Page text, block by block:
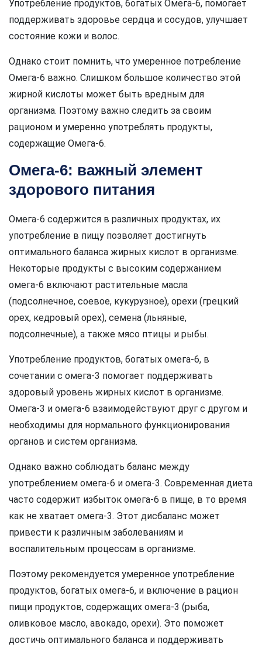
Употребление продуктов, богатых Омега-6, помогает
поддерживать здоровье сердца и сосудов, улучшает
состояние кожи и волос.
Однако стоит помнить, что умеренное потребление
Омега-6 важно. Слишком большое количество этой
жирной кислоты может быть вредным для
организма. Поэтому важно следить за своим
рационом и умеренно употреблять продукты,
содержащие Омега-6.
Омега-6: важный элемент
здорового питания
Омега-6 содержится в различных продуктах, их
употребление в пищу позволяет достигнуть
оптимального баланса жирных кислот в организме.
Некоторые продукты с высоким содержанием
омега-6 включают растительные масла
(подсолнечное, соевое, кукурузное), орехи (грецкий
орех, кедровый орех), семена (льняные,
подсолнечные), а также мясо птицы и рыбы.
Употребление продуктов, богатых омега-6, в
сочетании с омега-3 помогает поддерживать
здоровый уровень жирных кислот в организме.
Омега-3 и омега-6 взаимодействуют друг с другом и
необходимы для нормального функционирования
органов и систем организма.
Однако важно соблюдать баланс между
употреблением омега-6 и омега-3. Современная диета
часто содержит избыток омега-6 в пище, в то время
как не хватает омега-3. Этот дисбаланс может
привести к различным заболеваниям и
воспалительным процессам в организме.
Поэтому рекомендуется умеренное употребление
продуктов, богатых омега-6, и включение в рацион
пищи продуктов, содержащих омега-3 (рыба,
оливковое масло, авокадо, орехи). Это поможет
достичь оптимального баланса и поддерживать